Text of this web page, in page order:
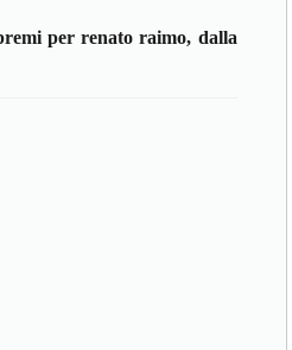
per renato raimo, dalla